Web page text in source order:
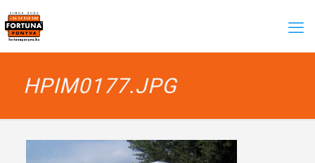
HPIM0177.JPG